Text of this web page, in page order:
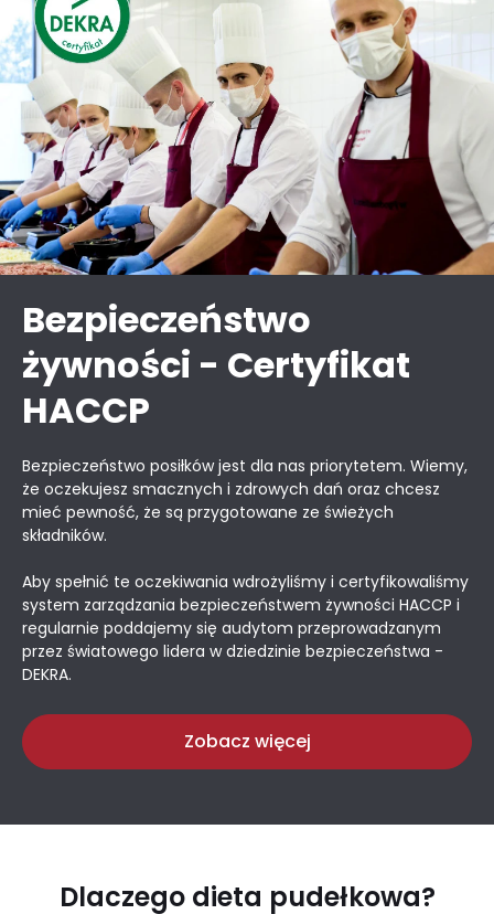
Bezpieczeństwo
żywności - Certyfikat
HACCP
Bezpieczeństwo posiłków jest dla nas priorytetem. Wiemy,
że oczekujesz smacznych i zdrowych dań oraz chcesz
mieć pewność, że są przygotowane ze świeżych
składników.
Aby spełnić te oczekiwania wdrożyliśmy i certyfikowaliśmy
system zarządzania bezpieczeństwem żywności HACCP i
regularnie poddajemy się audytom przeprowadzanym
przez światowego lidera w dziedzinie bezpieczeństwa -
DEKRA.
Zobacz więcej
Dlaczego dieta pudełkowa?